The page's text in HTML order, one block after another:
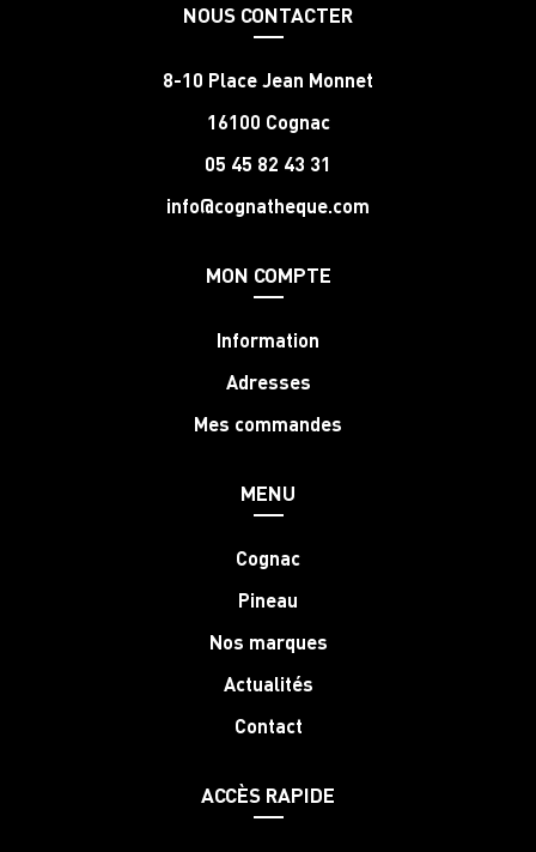
NOUS CONTACTER
8-10 Place Jean Monnet
16100 Cognac
05 45 82 43 31
info@cognatheque.com
MON COMPTE
Information
Adresses
Mes commandes
MENU
Cognac
Pineau
Nos marques
Actualités
Contact
ACCÈS RAPIDE